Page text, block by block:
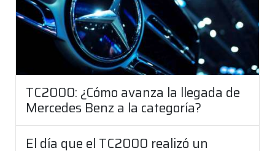
TC2000: ¿Cómo avanza la llegada de
Mercedes Benz a la categoría?
El día que el TC2000 realizó un